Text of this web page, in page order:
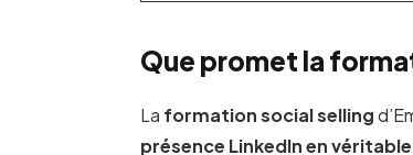
Que promet la
La formation social selling
présence LinkedIn en